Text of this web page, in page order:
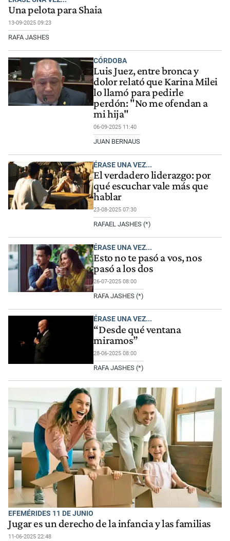
Una pelota para Shaia
13-09-2025 09:23
RAFA JASHES
CÓRDOBA
Luis Juez, entre bronca y
dolor relató que Karina Milei
lo llamó para pedirle
perdón: "No me ofendan a
mi hija"
06-09-2025 11:40
JUAN BERNAUS
ÉRASE UNA VEZ...
El verdadero liderazgo: por
qué escuchar vale más que
hablar
23-08-2025 07:30
RAFAEL JASHES (*)
ÉRASE UNA VEZ...
Esto no te pasó a vos, nos
pasó a los dos
26-07-2025 08:00
RAFA JASHES (*)
ÉRASE UNA VEZ...
“Desde qué ventana
miramos”
28-06-2025 08:00
RAFA JASHES (*)
EFEMÉRIDES 11 DE JUNIO
Jugar es un derecho de la infancia y las familias
11-06-2025 22:48